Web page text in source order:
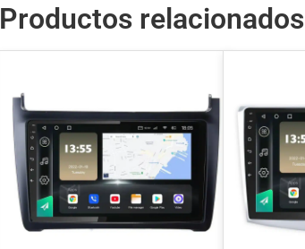
Productos relacionados